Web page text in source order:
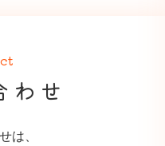
わせ
は、